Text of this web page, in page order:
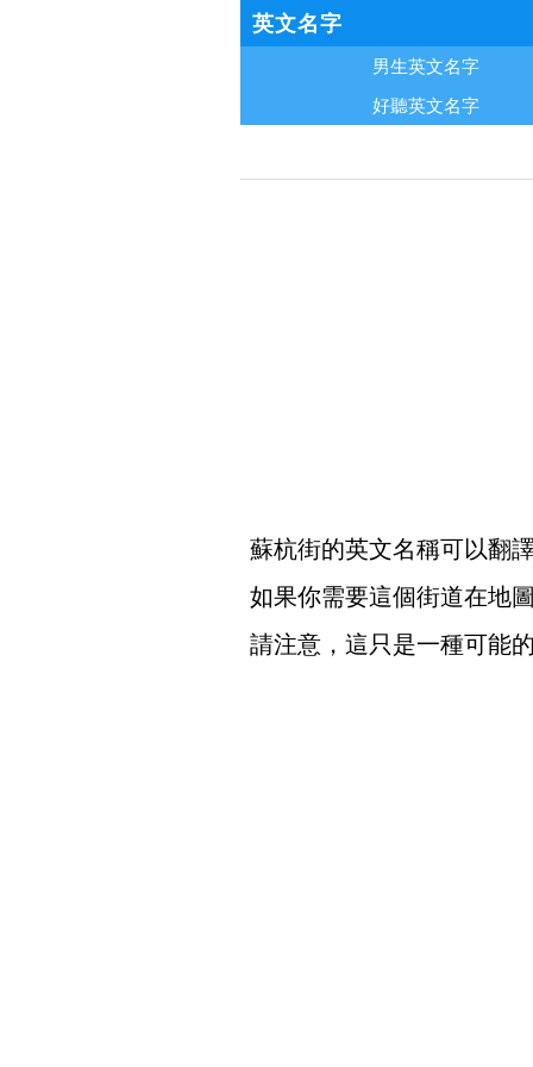
英文名字
男生英文名字
好聽英文名字
蘇杭街的英文名稱可以翻
如果你需要這個街道在地
請注意，這只是一種可能